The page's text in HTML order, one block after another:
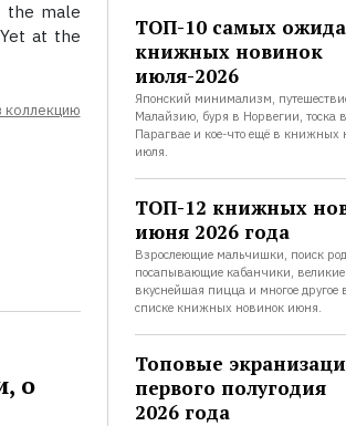
the male
at the
коллекцию
о
ТОП-10 самых
книжных новинок
июля-2026
Японский минимализм,
Малайзию, буря в Норвегии, тоска в
Парагвае и кое-что ещё в книжных
июля.
ТОП-12 книжных
июня 2026 года
Взрослеющие мальчишки, поиск
посапывающие кабанчики, великие
вкуснейшая пицца и многое другое
списке книжных новинок июня.
Топовые
первого полугодия
2026 года